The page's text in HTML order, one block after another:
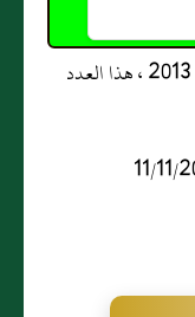
* : عدد المشاهدات و التنزيل منذ 21 ماي 2013 ، هذا العدد